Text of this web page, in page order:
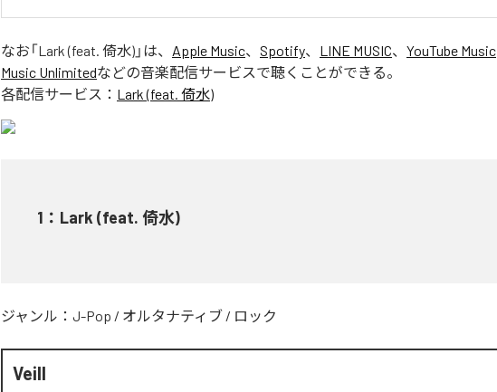
なお「Lark (feat. 倚水) 」は、 Apple Music、 Spotify、 LINE MUSIC、 YouTube Music
Music Unlimitedなどの音楽配信サービスで聴くことができる。
各配信サービス： Lark (feat. 倚水)
1 ： Lark (feat. 倚水)
ジャンル： J-Pop / オルタナティブ / ロック
Veill